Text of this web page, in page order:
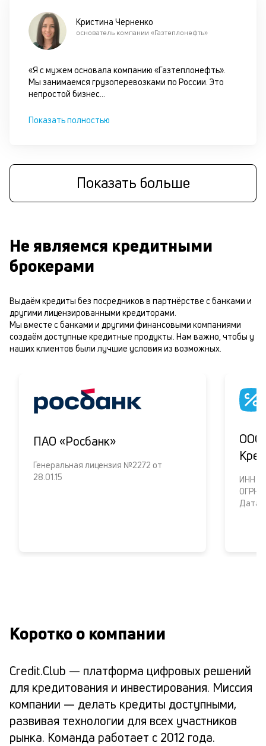
Кристина Черненко
основатель компании «Газтеплонефть»
«Я с мужем основала компанию «Газтеплонефть».
Мы занимаемся грузоперевозками по России. Это
непростой бизнес
Показать полностью
Показать больше
Не являемся кредитными
брокерами
Выдаём кредиты без посредников в партнёрстве с банками и
другими лицензированными кредиторами.
Мы вместе с банками и другими финансовыми компаниями
создаём доступные кредитные продукты. Нам важно, чтобы у
наших клиентов были лучшие условия из возможных.
ПАО «Росбанк»
Генеральная лицензия №2272 от
28.01.15
ООО
ИНH
ОГРН
Дата
Коротко о компании
Credit.Club — платформа цифровых решений
для кредитования и инвестирования. Миссия
компании — делать кредиты доступными,
развивая технологии для всех участников
рынка. Команда работает с 2012 года.